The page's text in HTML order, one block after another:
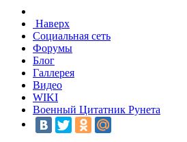
Наверх
Социальная сеть
Форумы
Блог
Галлерея
Видео
WIKI
Военный Цитатник Рунета